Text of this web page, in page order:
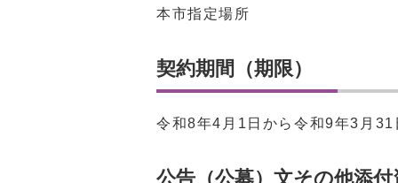
本市指定場所
契約期間（期限）
令和8年4月1日から令和9年3月31
公告（公募）文その他添付